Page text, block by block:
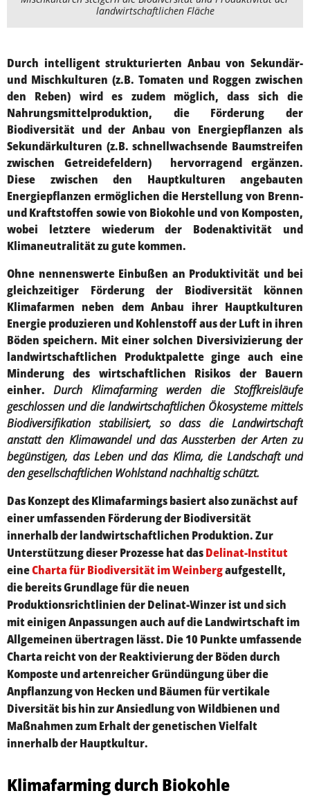
landwirtschaftlichen Fläche
Durch intelligent strukturierten Anbau von Sekundär-
und Mischkulturen (z.B. Tomaten und Roggen zwischen
den Reben) wird es zudem möglich, dass sich die
Nahrungsmittelproduktion, die Förderung der
Biodiversität und der Anbau von Energiepflanzen als
Sekundärkulturen (z.B. schnellwachsende Baumstreifen
zwischen Getreidefeldern) hervorragend ergänzen.
Diese zwischen den Hauptkulturen angebauten
Energiepflanzen ermöglichen die Herstellung von Brenn-
und Kraftstoffen sowie von Biokohle und von Komposten,
wobei letztere wiederum der Bodenaktivität und
Klimaneutralität zu gute kommen.
Ohne nennenswerte Einbußen an Produktivität und bei
gleichzeitiger Förderung der Biodiversität können
Klimafarmen neben dem Anbau ihrer Hauptkulturen
Energie produzieren und Kohlenstoff aus der Luft in ihren
Böden speichern. Mit einer solchen Diversivizierung der
landwirtschaftlichen Produktpalette ginge auch eine
Minderung des wirtschaftlichen Risikos der Bauern
einher. Durch Klimafarming werden die Stoffkreisläufe
geschlossen und die landwirtschaftlichen Ökosysteme mittels
Biodiversifikation stabilisiert, so dass die Landwirtschaft
anstatt den Klimawandel und das Aussterben der Arten zu
begünstigen, das Leben und das Klima, die Landschaft und
den gesellschaftlichen Wohlstand nachhaltig schützt.
Das Konzept des Klimafarmings basiert also zunächst auf
einer umfassenden Förderung der Biodiversität
innerhalb der landwirtschaftlichen Produktion. Zur
Unterstützung dieser Prozesse hat dasDelinat-Institut
eineCharta für Biodiversität im Weinbergaufgestellt,
die bereits Grundlage für die neuen
Produktionsrichtlinien der Delinat-Winzer ist und sich
mit einigen Anpassungen auch auf die Landwirtschaft im
Allgemeinen übertragen lässt. Die 10 Punkte umfassende
Charta reicht von der Reaktivierung der Böden durch
Komposte und artenreicher Gründüngung über die
Anpflanzung von Hecken und Bäumen für vertikale
Diversität bis hin zur Ansiedlung von Wildbienen und
Maßnahmen zum Erhalt der genetischen Vielfalt
innerhalb der Hauptkultur.
Klimafarming durch Biokohle